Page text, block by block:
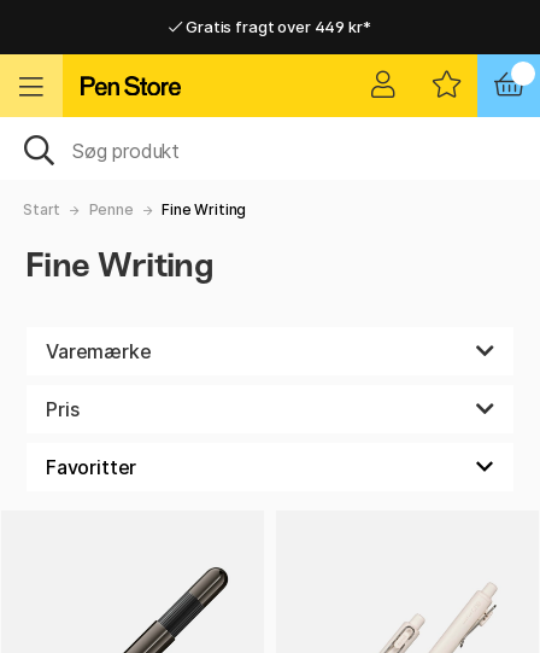
Gratis fragt over 449 kr*
Hurtigt til dør eller pakkeshop
Hurtigt til dør eller pakkeshop
Start Penne Fine Writing
Fine Writing
Varemærke
Pris